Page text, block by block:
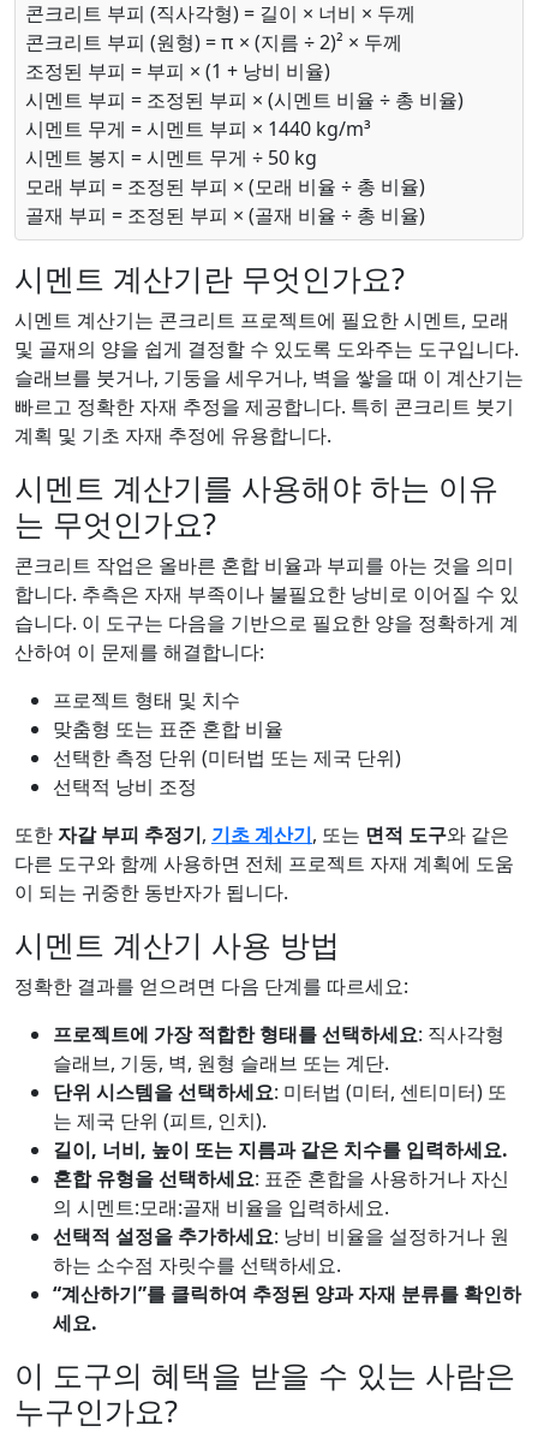
콘크리트 부피 (직사각형) = 길이 × 너비 × 두께
콘크리트 부피 (원형) = π × (지름 ÷ 2)² × 두께
조정된 부피 = 부피 × (1 + 낭비 비율)
시멘트 부피 = 조정된 부피 × (시멘트 비율 ÷ 총 비율)
시멘트 무게 = 시멘트 부피 × 1440 kg/m³
시멘트 봉지 = 시멘트 무게 ÷ 50 kg
모래 부피 = 조정된 부피 × (모래 비율 ÷ 총 비율)
골재 부피 = 조정된 부피 × (골재 비율 ÷ 총 비율)
시멘트 계산기란 무엇인가요?
시멘트 계산기는 콘크리트 프로젝트에 필요한 시멘트, 모래
및 골재의 양을 쉽게 결정할 수 있도록 도와주는 도구입니다.
슬래브를 붓거나, 기둥을 세우거나, 벽을 쌓을 때 이 계산기는
빠르고 정확한 자재 추정을 제공합니다. 특히 콘크리트 붓기
계획 및 기초 자재 추정에 유용합니다.
시멘트 계산기를 사용해야 하는 이유
는 무엇인가요?
콘크리트 작업은 올바른 혼합 비율과 부피를 아는 것을 의미
합니다. 추측은 자재 부족이나 불필요한 낭비로 이어질 수 있
습니다. 이 도구는 다음을 기반으로 필요한 양을 정확하게 계
산하여 이 문제를 해결합니다:
프로젝트 형태 및 치수
맞춤형 또는 표준 혼합 비율
선택한 측정 단위 (미터법 또는 제국 단위)
선택적 낭비 조정
또한자갈 부피 추정기, 기초 계산기, 또는 면적 도구와 같은
다른 도구와 함께 사용하면 전체 프로젝트 자재 계획에 도움
이 되는 귀중한 동반자가 됩니다.
시멘트 계산기 사용 방법
정확한 결과를 얻으려면 다음 단계를 따르세요:
프로젝트에 가장 적합한 형태를 선택하세요: 직사각형
슬래브, 기둥, 벽, 원형 슬래브 또는 계단.
단위 시스템을 선택하세요: 미터법 (미터, 센티미터) 또
는 제국 단위 (피트, 인치).
길이, 너비, 높이 또는 지름과 같은 치수를 입력하세요.
혼합 유형을 선택하세요: 표준 혼합을 사용하거나 자신
의 시멘트:모래:골재 비율을 입력하세요.
선택적 설정을 추가하세요: 낭비 비율을 설정하거나 원
하는 소수점 자릿수를 선택하세요.
“계산하기”를 클릭하여 추정된 양과 자재 분류를 확인하
세요.
이 도구의 혜택을 받을 수 있는 사람은
누구인가요?